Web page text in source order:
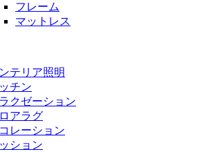
フレーム
マットレス
テリア照明
チン
クゼーション
アラグ
レーション
ション